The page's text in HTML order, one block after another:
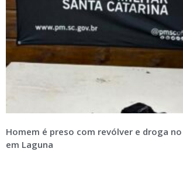
Homem é preso com revólver e droga
em Laguna